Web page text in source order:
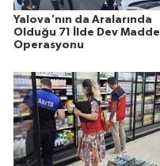
Yalova'nın da Aralarında
Olduğu 71 İlde Dev Madde
Operasyonu